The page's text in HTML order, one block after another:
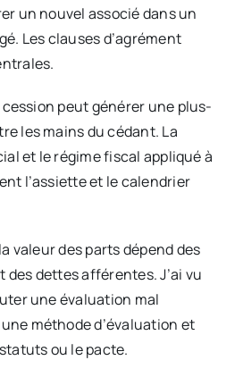
un nouvel associé dans un
Les clauses d’agrément
peut générer une plus-
les mains du cédant. La
et le régime fiscal appliqué à
l’assiette et le calendrier
valeur des parts dépend des
dettes afférentes. J’ai vu
une évaluation mal
méthode d’évaluation et
ou le pacte.